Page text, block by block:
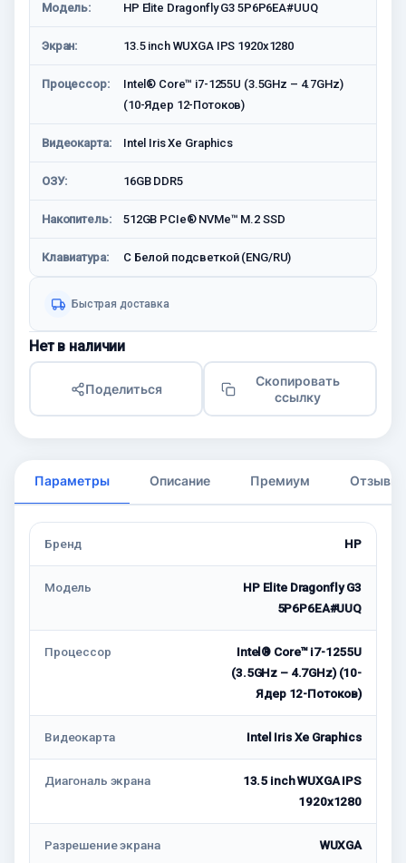
Модель: HP Elite Dragonfly G3 5P6P6EA#UUQ
Экран: 13.5 inch WUXGA IPS 1920x1280
Процессор:
Intel® Core™ i7-1255U (3.5GHz – 4.7GHz)
(10-Ядeр 12-Потоков)
Видеокарта: Intel Iris Xe Graphics
ОЗУ: 16GB DDR5
Накопитель: 512GB PCIe® NVMe™ M.2 SSD
Клавиатура: С Белой подсветкой (ENG/RU)
Быстрая доставка
Нет в наличии
Поделиться
Скопировать
ссылку
Параметры Описание Премиум Отзывы
Бренд HP
Модель
HP Elite Dragonfly G3
5P6P6EA#UUQ
Процессор
Intel® Core™ i7-1255U
(3.5GHz – 4.7GHz) (10-
Ядeр 12-Потоков)
Видеокарта Intel Iris Xe Graphics
Диагональ экрана
13.5 inch WUXGA IPS
1920x1280
Разрешение экрана WUXGA